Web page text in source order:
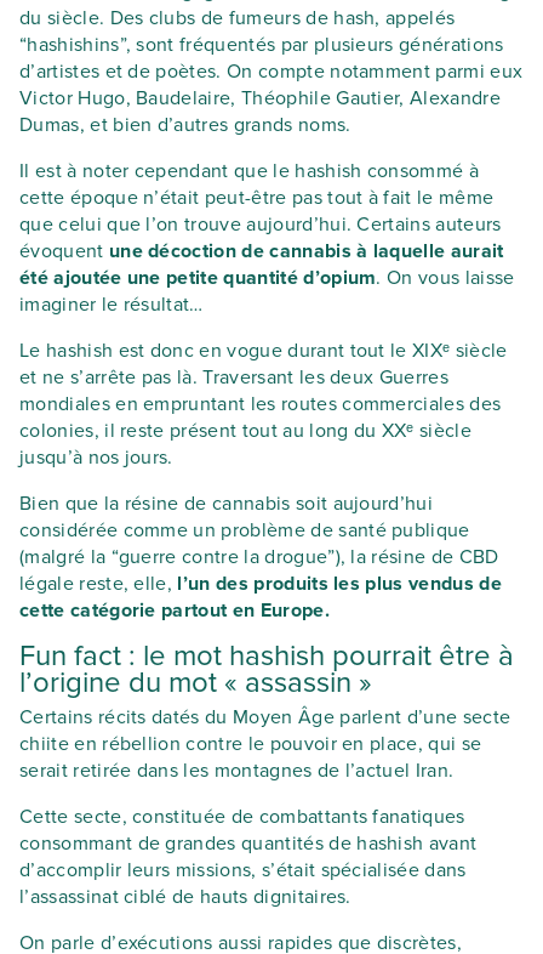
du siècle. Des clubs de fumeurs de hash, appelés
“hashishins”, sont fréquentés par plusieurs générations
d’artistes et de poètes. On compte notamment parmi eux
Victor Hugo, Baudelaire, Théophile Gautier, Alexandre
Dumas, et bien d’autres grands noms.
Il est à noter cependant que le hashish consommé à
cette époque n’était peut-être pas tout à fait le même
que celui que l’on trouve aujourd’hui. Certains auteurs
évoquent une décoction de cannabis à laquelle aurait
été ajoutée une petite quantité d’opium. On vous laisse
imaginer le résultat…
Le hashish est donc en vogue durant tout le XIXᵉ siècle
et ne s’arrête pas là. Traversant les deux Guerres
mondiales en empruntant les routes commerciales des
colonies, il reste présent tout au long du XXᵉ siècle
jusqu’à nos jours.
Bien que la résine de cannabis soit aujourd’hui
considérée comme un problème de santé publique
(malgré la “guerre contre la drogue”), la résine de CBD
légale reste, elle, l’un des produits les plus vendus de
cette catégorie partout en Europe.
Fun fact : le mot hashish pourrait être à
l’origine du mot « assassin »
Certains récits datés du Moyen Âge parlent d’une secte
chiite en rébellion contre le pouvoir en place, qui se
serait retirée dans les montagnes de l’actuel Iran.
Cette secte, constituée de combattants fanatiques
consommant de grandes quantités de hashish avant
d’accomplir leurs missions, s’était spécialisée dans
l’assassinat ciblé de hauts dignitaires.
On parle d’exécutions aussi rapides que discrètes,